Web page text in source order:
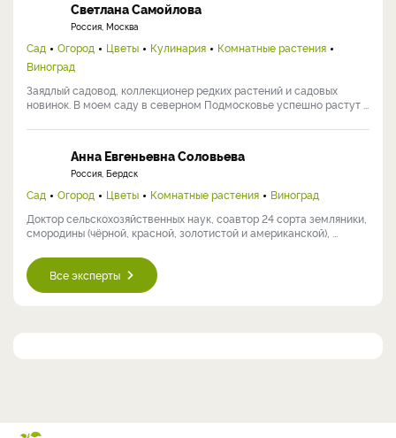
Светлана Самойлова
Россия, Москва
Сад Огород Цветы Кулинария
Комнатные растения
Виноград
Заядлый садовод, коллекционер редких растений и садовых
новинок. В моем саду в северном Подмосковье успешно растут ...
Анна Евгеньевна Соловьева
Россия, Бердск
Сад Огород Цветы Комнатные растения
Виноград
Доктор сельскохозяйственных наук, соавтор 24 сорта земляники,
смородины (чёрной, красной, золотистой и американской), ...
Все эксперты